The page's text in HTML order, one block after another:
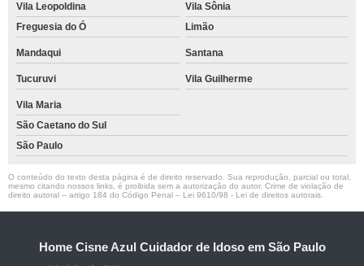
Vila Leopoldina
Vila Sônia
Freguesia do Ó
Limão
Mandaqui Santana
Tucuruvi Vila Guilherme
Vila Maria
São Caetano do Sul
São Paulo
O conteúdo do texto desta página é de direito reservado. Sua reprodução, parcial ou total,
mesmo citando nossos links, é proibida sem a autorização do autor. Crime de violação de
direito autoral – artigo 184 do Código Penal – Lei 9610/98 - Lei de direitos autorais.
Home Cisne Azul Cuidador de Idoso em São Paulo